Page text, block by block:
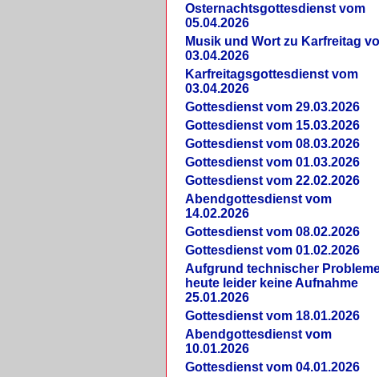
Osternachtsgottesdienst vom
05.04.2026
Musik und Wort zu Karfreitag
03.04.2026
Karfreitagsgottesdienst vom
03.04.2026
Gottesdienst vom 29.03.2026
Gottesdienst vom 15.03.2026
Gottesdienst vom 08.03.2026
Gottesdienst vom 01.03.2026
Gottesdienst vom 22.02.2026
Abendgottesdienst vom
14.02.2026
Gottesdienst vom 08.02.2026
Gottesdienst vom 01.02.2026
Aufgrund technischer
heute leider keine Aufnahme
25.01.2026
Gottesdienst vom 18.01.2026
Abendgottesdienst vom
10.01.2026
Gottesdienst vom 04.01.2026